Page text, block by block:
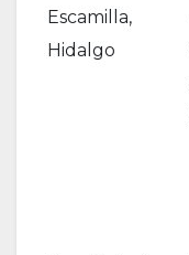
Escamilla,
Hidalgo